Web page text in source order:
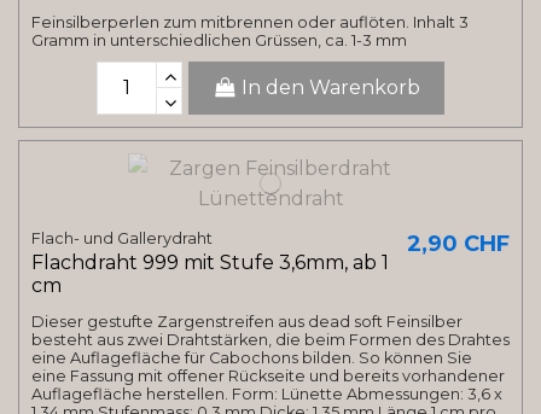
Feinsilberperlen zum mitbrennen oder auflöten. Inhalt 3
Gramm in unterschiedlichen Grüssen, ca. 1-3 mm
In den Warenkorb
Flach- und Gallerydraht
Flachdraht 999 mit Stufe 3,6mm, ab 1
cm
2,90 CHF
Dieser gestufte Zargenstreifen aus dead soft Feinsilber
besteht aus zwei Drahtstärken, die beim Formen des Drahtes
eine Auflagefläche für Cabochons bilden. So können Sie
eine Fassung mit offener Rückseite und bereits vorhandener
Auflagefläche herstellen. Form: Lünette Abmessungen: 3,6 x